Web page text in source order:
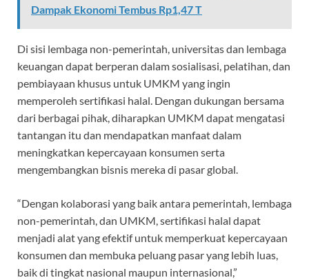
Dampak Ekonomi Tembus Rp1,47 T
Di sisi lembaga non-pemerintah, universitas dan lembaga
keuangan dapat berperan dalam sosialisasi, pelatihan, dan
pembiayaan khusus untuk UMKM yang ingin
memperoleh sertifikasi halal. Dengan dukungan bersama
dari berbagai pihak, diharapkan UMKM dapat mengatasi
tantangan itu dan mendapatkan manfaat dalam
meningkatkan kepercayaan konsumen serta
mengembangkan bisnis mereka di pasar global.
“Dengan kolaborasi yang baik antara pemerintah, lembaga
non-pemerintah, dan UMKM, sertifikasi halal dapat
menjadi alat yang efektif untuk memperkuat kepercayaan
konsumen dan membuka peluang pasar yang lebih luas,
baik di tingkat nasional maupun internasional,”